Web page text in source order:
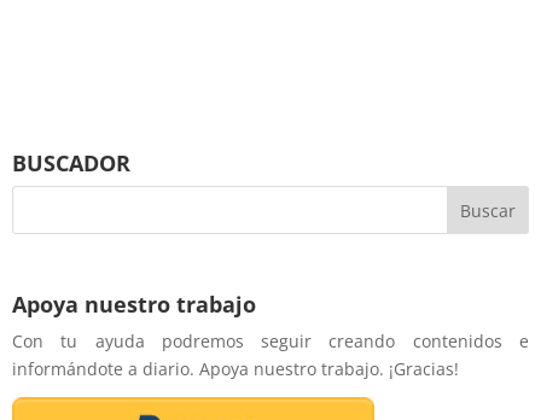
BUSCADOR
Apoya nuestro trabajo
Con tu ayuda podremos seguir creando contenidos e
informándote a diario. Apoya nuestro trabajo. ¡Gracias!